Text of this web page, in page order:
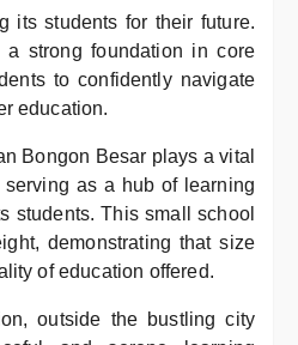
its students for their future.
strong foundation in core
to confidently navigate
education.
Bongon Besar plays a vital
as a hub of learning
students. This small school
demonstrating that size
of education offered.
outside the bustling city